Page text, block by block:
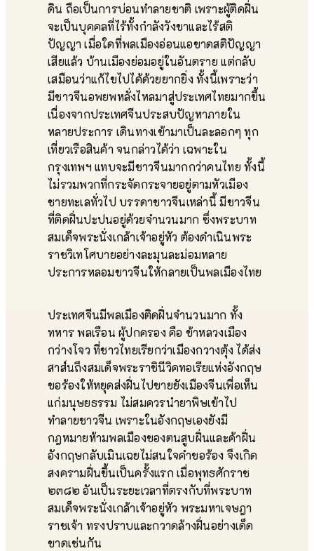
ดิน ถือเป็นการบ่อนทำลายชาติ เพราะผู้ติดฝิ่น
จะเป็นบุคคลที่ไร้ทั้งกำลังวังชาและไร้สติ
ปัญญา เมื่อใดที่พลเมืองอ่อนแอขาดสติปัญญา
เสียแล้ว บ้านเมืองย่อมอยู่ในอันตราย แต่กลับ
เสมือนว่าแก้ไขไปได้ด้วยยากยิ่ง ทั้งนี้เพราะว่า
มีชาวจีนอพยพหลั่งไหลมาสู่ประเทศไทยมากขึ้น
เนื่องจากประเทศจีนประสบปัญหาภายใน
หลายประการ เดินทางเข้ามาเป็นละลอกๆ ทุก
เที่ยวเรือสินค้า จนกล่าวได้ว่า เฉพาะใน
กรุงเทพฯ แทบจะมีชาวจีนมากกว่าคนไทย ทั้งนี้
ไม่รวมพวกที่กระจัดกระจายอยู่ตามหัวเมือง
ชายทะเลทั่วไป บรรดาชาวจีนเหล่านี้ มีชาวจีน
ที่ติดฝิ่นปะปนอยู่ด้วยจำนวนมาก ซึ่งพระบาท
สมเด็จพระนั่งเกล้าเจ้าอยู่หัว ต้องดำเนินพระ
ราชวิเทโศบายอย่างละมุนละม่อมหลาย
ประการหลอมชาวจีนให้กลายเป็นพลเมืองไทย
ประเทศจีนมีพลเมืองติดฝิ่นจำนวนมาก ทั้ง
ทหาร พลเรือน ผู้ปกครอง คือ ข้าหลวงเมือง
กว่างโจว ที่ชาวไทยเรียกว่าเมืองกวางตุ้ง ได้ส่ง
สาส์นถึงสมเด็จพระราชินีวิคทอเรียแห่งอังกฤษ
ขอร้องให้หยุดส่งฝิ่นไปขายยังเมืองจีนเพื่อเห็น
แก่มนุษยธรรม ไม่สมควรนำยาพิษเข้าไป
ทำลายชาวจีน เพราะในอังกฤษเองยังมี
กฎหมายห้ามพลเมืองของตนสูบฝิ่นและค้าฝิ่น
อังกฤษกลับเมินเฉยไม่สนใจคำขอร้อง จึงเกิด
สงครามฝิ่นขึ้นเป็นครั้งแรก เมื่อพุทธศักราช
๒๓๘๒ อันเป็นระยะเวลาที่ตรงกับที่พระบาท
สมเด็จพระนั่งเกล้าเจ้าอยู่หัว พระมหาเจษฎา
ราชเจ้า ทรงปราบและกวาดล้างฝิ่นอย่างเด็ด
ขาดเช่นกัน